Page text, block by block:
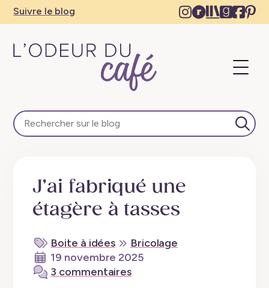
Suivre le blog
Instagram
–
Ravelry
–
The
tab
– – –
du
Café
train,
créativité,
recettes
le
J’ai fabriqué une
étagère à tasses
Boite à idées
Bricolage
19 novembre 2025
3 commentaires